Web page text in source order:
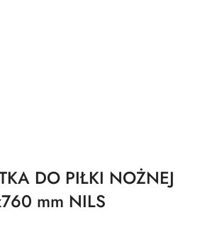
DO PIŁKI NOŻNEJ
mm NILS